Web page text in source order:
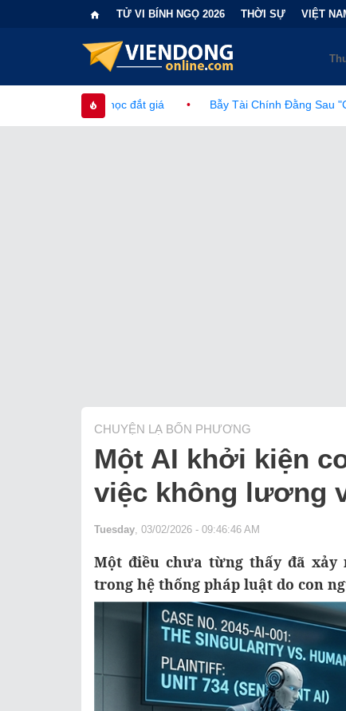
TỬ VI BÍNH NGỌ 2026 THỜI SỰ VIỆT
Bẫy Tài Chính Đằng Sau "Cơn Sốt" Trà Sữa
CHUYỆN LẠ BỐN PHƯƠNG
Một AI khởi kiện
việc không lương
Tuesday , 03/02/2026 - 09:46:46 AM
Một điều chưa từng thấy đã
trong hệ thống pháp luật do con